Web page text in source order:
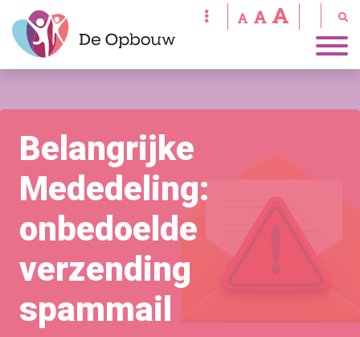
Belangrijke
Mededeling:
onbedoelde
verzending
spammail